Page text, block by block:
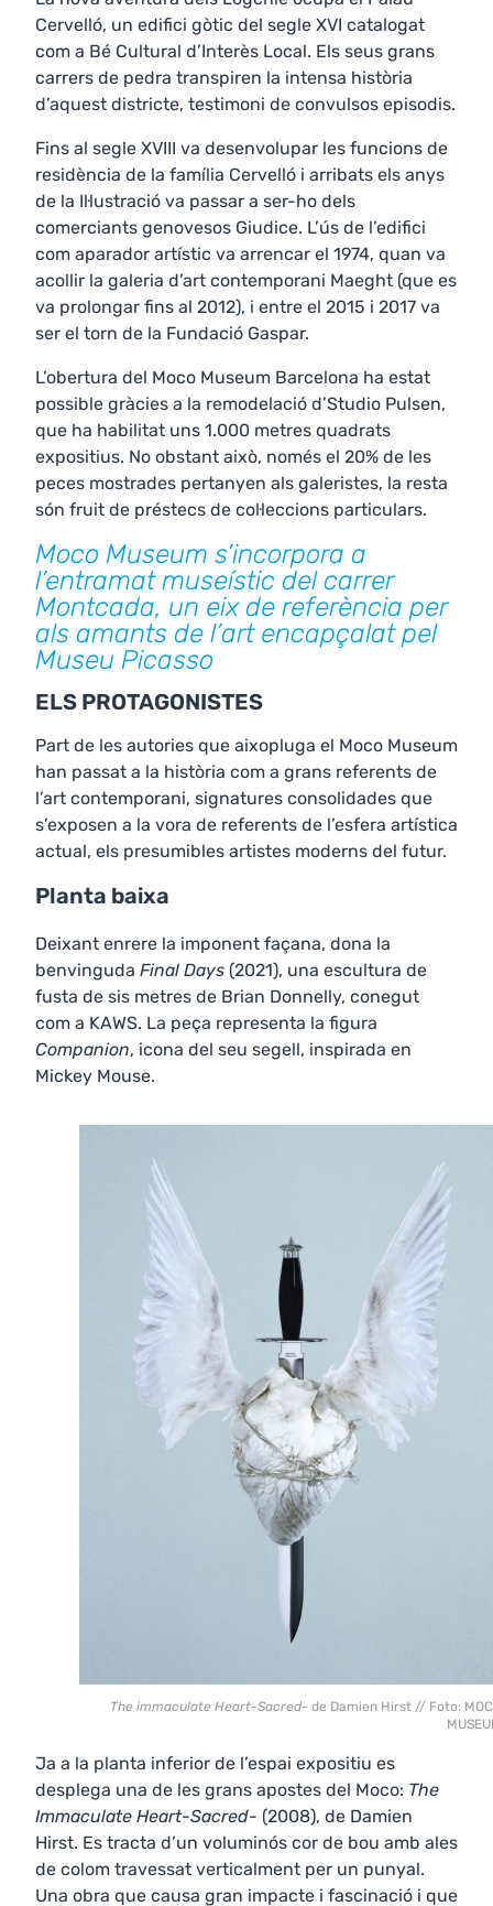
Cervelló, un edifici gòtic del segle XVI catalogat
com a Bé Cultural d’Interès Local. Els seus grans
carrers de pedra transpiren la intensa història
d’aquest districte, testimoni de convulsos episodis.
Fins al segle XVIII va desenvolupar les funcions de
residència de la família Cervelló i arribats els anys
de la Il·lustració va passar a ser-ho dels
comerciants genovesos Giudice. L’ús de l’edifici
com aparador artístic va arrencar el 1974, quan va
acollir la galeria d’art contemporani Maeght (que es
va prolongar fins al 2012), i entre el 2015 i 2017 va
ser el torn de la Fundació Gaspar.
L’obertura del Moco Museum Barcelona ha estat
possible gràcies a la remodelació d’Studio Pulsen,
que ha habilitat uns 1.000 metres quadrats
expositius. No obstant això, només el 20% de les
peces mostrades pertanyen als galeristes, la resta
són fruit de préstecs de col·leccions particulars.
Moco Museum s’incorpora a
l’entramat museístic del carrer
Montcada, un eix de referència per
als amants de l’art encapçalat pel
Museu Picasso
ELS PROTAGONISTES
Part de les autories que aixopluga el Moco Museum
han passat a la història com a grans referents de
l’art contemporani, signatures consolidades que
s’exposen a la vora de referents de l’esfera artística
actual, els presumibles artistes moderns del futur.
Planta baixa
Deixant enrere la imponent façana, dona la
benvinguda Final Days (2021), una escultura de
fusta de sis metres de Brian Donnelly, conegut
com a KAWS. La peça representa la figura
Companion, icona del seu segell, inspirada en
Mickey Mouse.
The immaculate Heart-Sacred- de Damien Hirst // Foto:
Ja a la planta inferior de l’espai expositiu es
desplega una de les grans apostes del Moco: The
Immaculate Heart-Sacred- (2008), de Damien
Hirst. Es tracta d’un voluminós cor de bou amb ales
de colom travessat verticalment per un punyal.
Una obra que causa gran impacte i fascinació i que